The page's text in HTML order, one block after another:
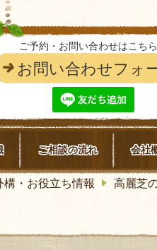
ご予約・お問い合わせはこち
お問い合わせフォ
ご相談の流れ 会社
構・お役立ち情報 高麗芝